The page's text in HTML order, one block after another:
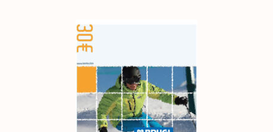
So funktioniert’s